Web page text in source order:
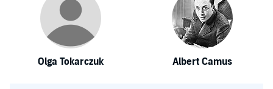
Olga Tokarczuk Albert Camus